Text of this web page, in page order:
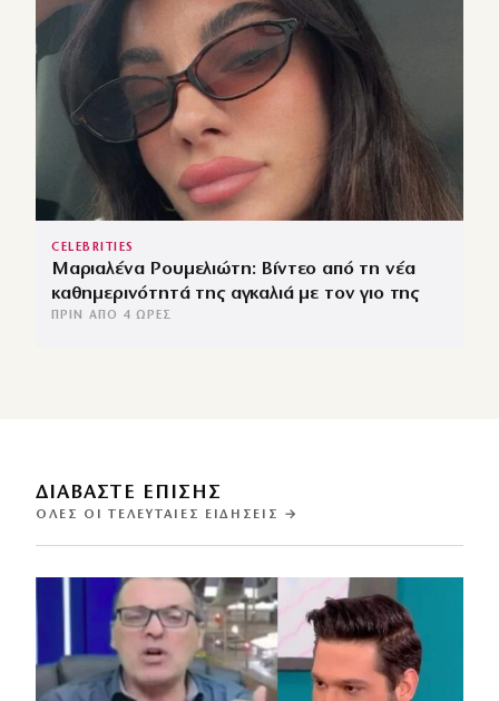
CELEBRITIES
Μαριαλένα Ρουμελιώτη: Βίντεο από τη νέα
καθημερινότητά της αγκαλιά με τον γιο της
ΠΡΙΝ ΑΠΌ 4 ΏΡΕΣ
ΔΙΑΒΑΣΤΕ ΕΠΙΣΗΣ
ΌΛΕΣ ΟΙ ΤΕΛΕΥΤΑΊΕΣ ΕΙΔΉΣΕΙΣ →